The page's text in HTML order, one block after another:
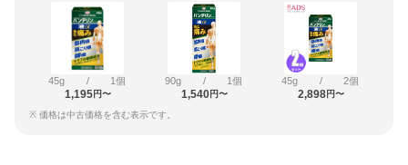
45g / 1個
1,195円〜
90g / 1個
1,540円〜
45g / 2個
2,898円〜
※ 価格は中古価格を含む表示です。